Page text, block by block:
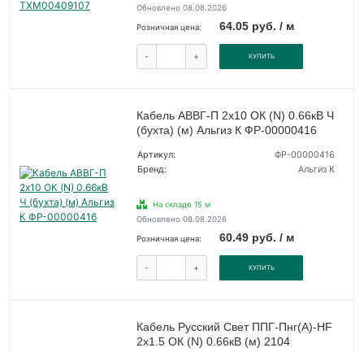
Обновлено 08.08.2026
Розничная цена: 64.05 руб. / м
- + КУПИТЬ
Кабель АВВГ-П 2х10 ОК (N) 0.66кВ Ч
(бухта) (м) Альгиз К ФР-00000416
Артикул:
ФР-00000416
Бренд:
Альгиз К
На складе 15 м
Обновлено 08.08.2026
Розничная цена: 60.49 руб. / м
- + КУПИТЬ
Кабель Русский Свет ППГ-Пнг(А)-HF
2х1.5 ОК (N) 0.66кВ (м) 2104